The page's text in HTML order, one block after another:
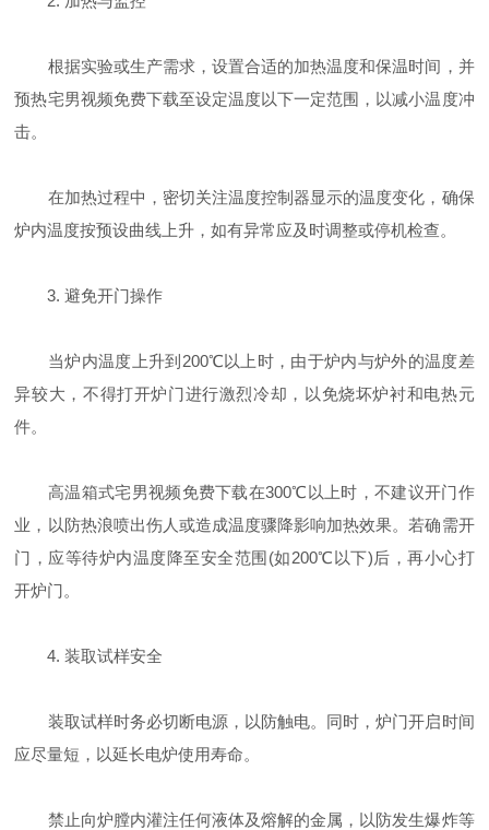
根据实验或生产需求，设置合适的加热温度和保温时间，并
预热宅男视频免费下载至设定温度以下一定范围，以减小温度冲
击。
在加热过程中，密切关注温度控制器显示的温度变化，确保
炉内温度按预设曲线上升，如有异常应及时调整或停机检查。
3. 避免开门操作
当炉内温度上升到200℃以上时，由于炉内与炉外的温度差
异较大，不得打开炉门进行激烈冷却，以免烧坏炉衬和电热元
件。
高温箱式宅男视频免费下载在300℃以上时，不建议开门作
业，以防热浪喷出伤人或造成温度骤降影响加热效果。若确需开
门，应等待炉内温度降至安全范围(如200℃以下)后，再小心打
开炉门。
4. 装取试样安全
装取试样时务必切断电源，以防触电。同时，炉门开启时间
应尽量短，以延长电炉使用寿命。
禁止向炉膛内灌注任何液体及熔解的金属，以防发生爆炸等